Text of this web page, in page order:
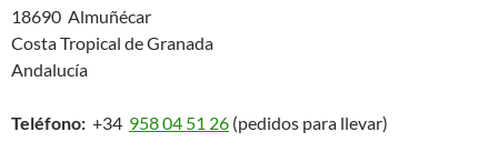
18690 Almuñécar
Costa Tropical de Granada
Andalucía
Teléfono: +34 958 04 51 26 (pedidos para llevar)